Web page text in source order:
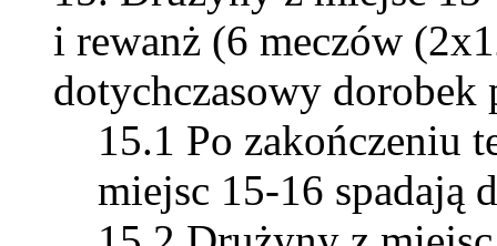
i rewanż (6 meczów
dotychczasowy dorobek
Po zakończeniu
miejsc 15-16 spadają